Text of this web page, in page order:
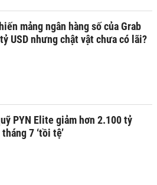
mảng ngân hàng số của Grab
USD nhưng chật vật chưa có lãi?
PYN Elite giảm hơn 2.100 tỷ
7 ‘tồi tệ’